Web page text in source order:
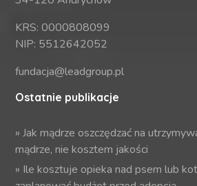
KRS: 0000808099
NIP: 5512642052
fundacja@leadgroup.pl
Ostatnie publikacje
»Jak mądrze oszczędzać na
mądrze, nie kosztem jakości
» Ile kosztuje opieka nad psem lub